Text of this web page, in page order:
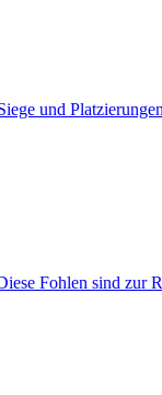
und
Fohlen sind zur